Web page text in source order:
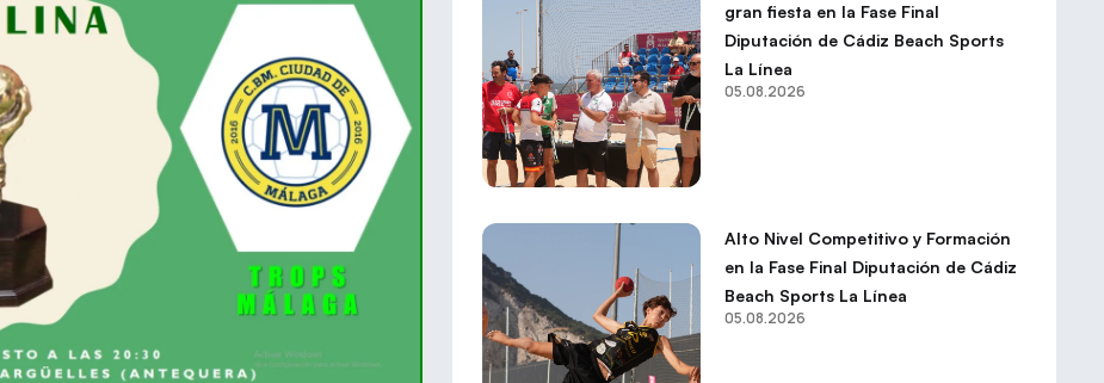
gran fiesta en la Fase Final
Diputación de Cádiz Beach Sports
La Línea
05.08.2026
Alto Nivel Competitivo y Formación
en la Fase Final Diputación de Cádiz
Beach Sports La Línea
05.08.2026